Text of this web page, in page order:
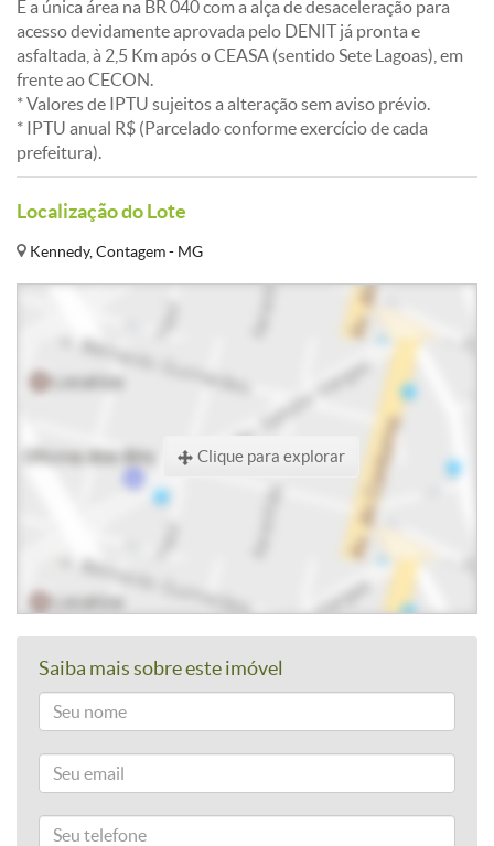
É a única área na BR 040 com a alça de desaceleração para
acesso devidamente aprovada pelo DENIT já pronta e
asfaltada, à 2,5 Km após o CEASA (sentido Sete Lagoas), em
frente ao CECON.
* Valores de IPTU sujeitos a alteração sem aviso prévio.
* IPTU anual R$ (Parcelado conforme exercício de cada
prefeitura).
Localização do Lote
Kennedy, Contagem - MG
Clique para explorar
Saiba mais sobre este imóvel